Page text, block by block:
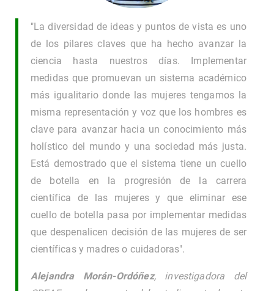
"La diversidad de ideas y puntos de vista es uno
de los pilares claves que ha hecho avanzar la
ciencia hasta nuestros días. Implementar
medidas que promuevan un sistema académico
más igualitario donde las mujeres tengamos la
misma representación y voz que los hombres es
clave para avanzar hacia un conocimiento más
holístico del mundo y una sociedad más justa.
Está demostrado que el sistema tiene un cuello
de botella en la progresión de la carrera
científica de las mujeres y que eliminar ese
cuello de botella pasa por implementar medidas
que despenalicen decisión de las mujeres de ser
científicas y madres o cuidadoras".
Alejandra Morán-Ordóñez, investigadora del